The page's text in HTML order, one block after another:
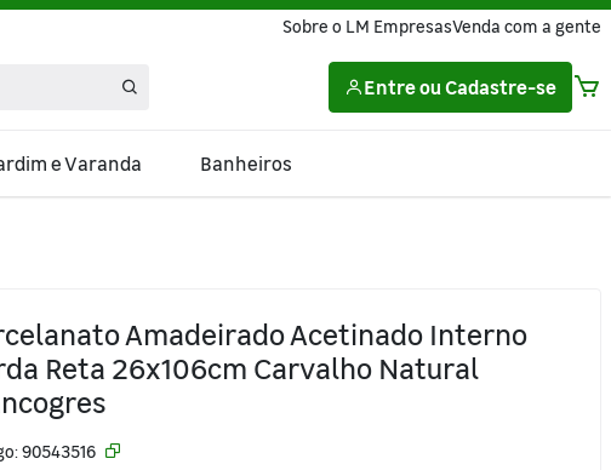
Sobre o LM EmpresasVenda com a gente
Entreou Cadastre-se
e Varanda Banheiros
Amadeirado Acetinado Interno
Reta 26x106cm Carvalho Natural
90543516